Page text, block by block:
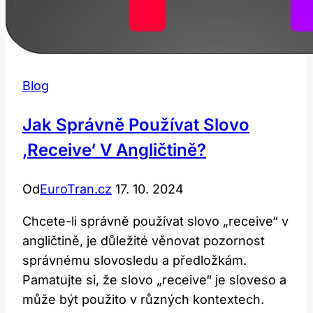
Blog
Jak Správně Používat Slovo
‚receive‘ V Angličtině?
OdEuroTran.cz 17. 10. 2024
Chcete-li správně používat slovo „receive“ v
angličtině, je důležité věnovat pozornost
správnému slovosledu a předložkám.
Pamatujte si, že slovo „receive“ je sloveso a
může být použito v různých kontextech.